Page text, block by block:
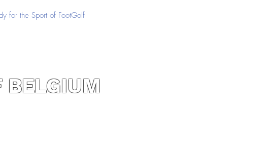
for the Sport of FootGolf
BELGIUM